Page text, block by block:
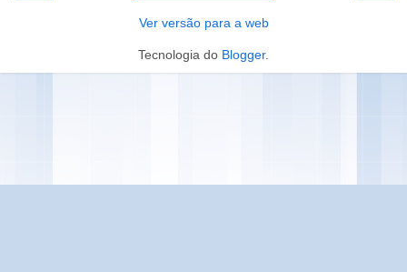
Ver versão para a web
Tecnologia do Blogger.